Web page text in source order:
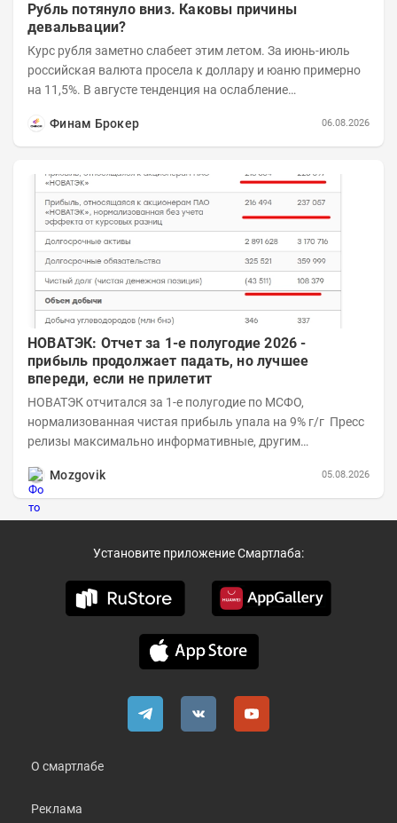
Рубль потянуло вниз. Каковы причины
девальвации?
Курс рубля заметно слабеет этим летом. За июнь-июль
российская валюта просела к доллару и юаню примерно
на 11,5%. В августе тенденция на ослабление
Финам Брокер
06.08.2026
НОВАТЭК: Отчет за 1-е полугодие 2026 -
прибыль продолжает падать, но лучшее
впереди, если не прилетит
НОВАТЭК отчитался за 1-е полугодие по МСФО,
нормализованная чистая прибыль упала на 9% г/г Пресс
релизы максимально информативные, другим
Mozgovik
05.08.2026
Установите приложение Смартлаба:
О смартлабе
Реклама